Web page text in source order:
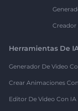
Creador
Herramientas De
Generador De Video
Crear Animaciones
Editor De Video Con IA